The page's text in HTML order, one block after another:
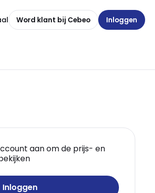
Word klant bij Cebeo Inloggen
aan om de prijs- en
Inloggen